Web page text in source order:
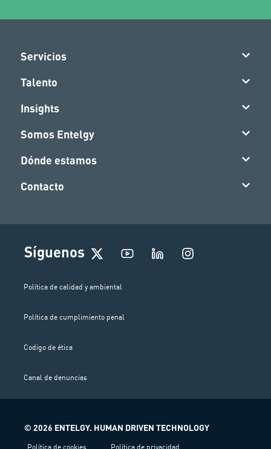
Servicios
Talento
Insights
Somos Entelgy
Dónde estamos
Contacto
Síguenos
I
n
Política de calidad y ambiental
Política de cumplimiento penal
Codigo de ética
Canal de denuncias
© 2026 ENTELGY. HUMAN DRIVEN TECHNOLOGY
Política de cookies Política de privacidad